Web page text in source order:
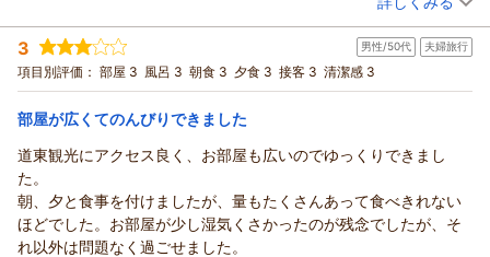
今後もお客様にご満足いただけるようサービスの向上に努めて
まいります。
サル様のまたのお越しをスタッフ一同心よりお待ちしておりま
投稿者： あーさん(男性/50代)
宿泊プラン： 素泊りプラン ≪駐車場無料≫ 食事なし
宿泊価格帯： 7,001～8,000円(大人一人あたり/税込)
ホテル緑清荘からの返信
この度は当ホテルに御宿泊頂き有難うございます。又、口コミ
にもご投稿頂き重ねてお礼申し上げます。ご滞在中はご満足い
ただける要でありがたく存じます。これからもお客様にご満足
いただける要スタッフ精進してまいります。次回のご予約をお
待ちしています。この度はありがとうございました。
3 男性/50代 夫婦旅行
項目別評価： 部屋 3 風呂 3 朝食 3 夕食 3 接客 3 清潔感 3
部屋が広くてのんびりできました
道東観光にアクセス良く、お部屋も広いのでゆっくりできまし
た。
朝、夕と食事を付けましたが、量もたくさんあって食べきれない
ほどでした。お部屋が少し湿気くさかったのが残念でしたが、そ
れ以外は問題なく過ごせました。